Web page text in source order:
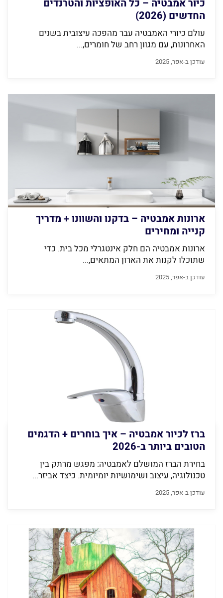
כיור אמבטיה – כל האופציות והטרנדים
החדשים (2026)
עולם כיורי האמבטיה עבר מהפכה עיצובית בשנים
האחרונות, עם מגוון רחב של חומרים,...
עודכן ב-אפר, 2025
ארונות אמבטיה – בדקנו והשוונו + מדריך
קנייה ומחירים
ארונות אמבטיה הם חלק אינטגרלי מכל בית. כדי
שתוכלו לקנות את הארון המתאים,...
עודכן ב-אפר, 2025
ברז לכיור אמבטיה – איך בוחרים + הדגמים
הטובים ביותר ב-2026
בחירת הברז המושלם לאמבטיה: מפגש מרתק בין
טכנולוגיה, עיצוב ושימושיות יומיומית. כיצד אביזר...
עודכן ב-אפר, 2025